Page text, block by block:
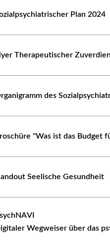
Plan 2024
Therapeutischer
des
"Was ist das Budget
Seelische Gesundheit
Wegweiser über das